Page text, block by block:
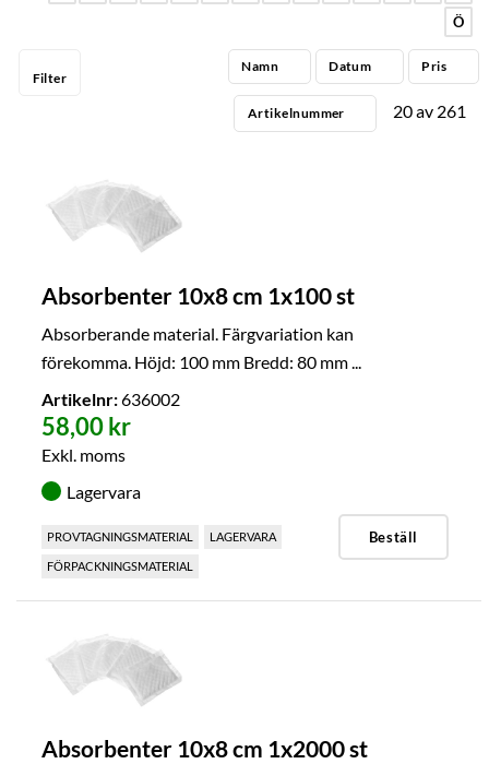
Ö
Filter
Namn Datum Pris
Artikelnummer 20av 261
Absorbenter 10x8 cm 1x100 st
Absorberande material. Färgvariation kan
förekomma. Höjd: 100 mm Bredd: 80 mm ...
Artikelnr:636002
58,00 kr
Exkl. moms
Lagervara
PROVTAGNINGSMATERIAL LAGERVARA
FÖRPACKNINGSMATERIAL
Beställ
Absorbenter 10x8 cm 1x2000 st